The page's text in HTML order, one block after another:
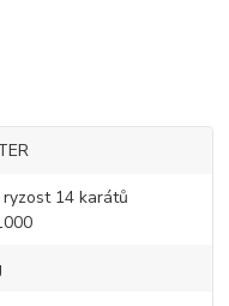
14 karátů